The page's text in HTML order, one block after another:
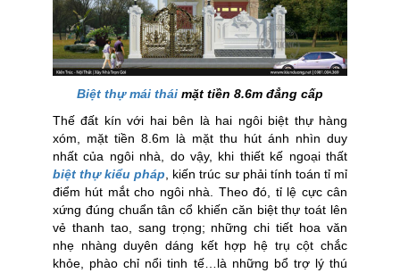
Biệt thự mái thái mặt tiền 8.6m đẳng cấp
Thế đất kín với hai bên là hai ngôi biệt thự hàng
xóm, mặt tiền 8.6m là mặt thu hút ánh nhìn duy
nhất của ngôi nhà, do vậy, khi thiết kế ngoại thất
biệt thự kiểu pháp , kiến trúc sư phải tính toán tỉ mỉ
điểm hút mắt cho ngôi nhà. Theo đó, tỉ lệ cực cân
xứng đúng chuẩn tân cổ khiến căn biệt thự toát lên
vẻ thanh tao, sang trọng; những chi tiết hoa văn
nhẹ nhàng duyên dáng kết hợp hệ trụ cột chắc
khỏe, phào chỉ nổi tinh tế…là những bổ trợ lý thú